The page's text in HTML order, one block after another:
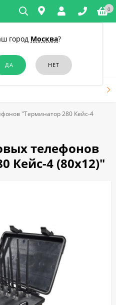
город Москва?
0
и диктофонов в Москве
"Терминатор 280 Кейс-4
телефонов
Кейс-4 (80х12)"